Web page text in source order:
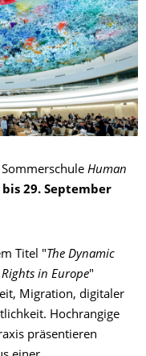
Human
bis 29. September
Titel " The Dynamic
in Europe"
Migration, digitaler
Hochrangige
präsentieren